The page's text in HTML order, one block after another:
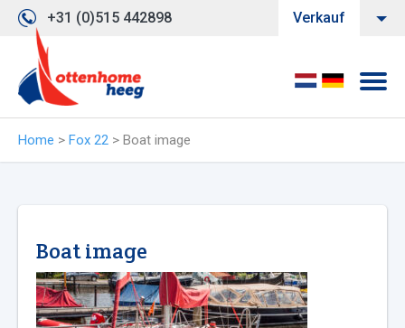
+31 (0)515 442898 Verkauf
Home > Fox 22 > Boat image
Boat image